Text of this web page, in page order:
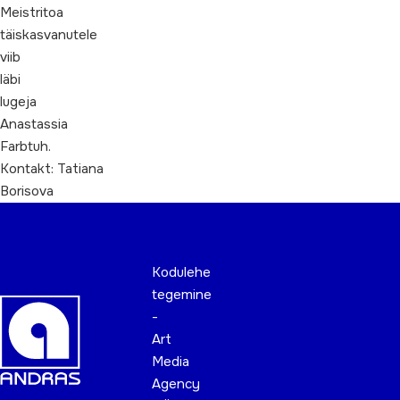
Meistritoa
täiskasvanutele
viib
läbi
lugeja
Anastassia
Farbtuh.
Kontakt: Tatiana
Borisova
Kodulehe
tegemine
-
Art
Media
Agency